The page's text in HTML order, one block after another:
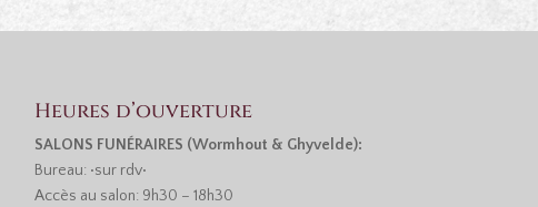
Heures d’ouverture
SALONS FUNÉRAIRES (Wormhout & Ghyvelde):
Bureau: •sur rdv•
Accès au salon: 9h30 – 18h30